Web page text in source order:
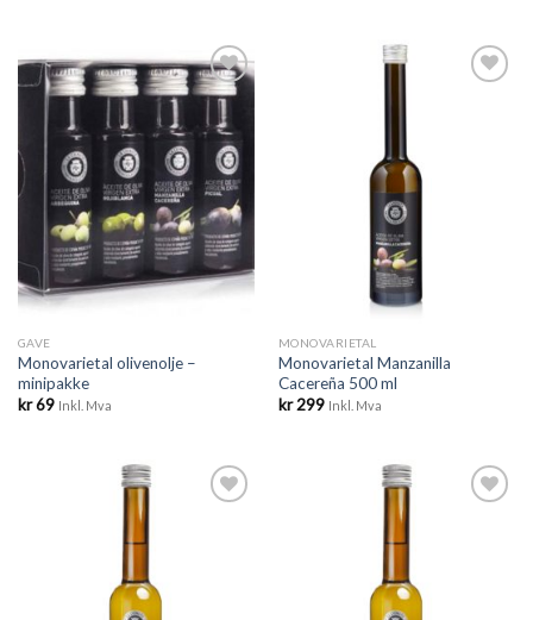
Legg til
ønskeliste
GAVE
Monovarietal olivenolje –
minipakke
kr69 Inkl. Mva
MONOVARIETAL
Monovarietal Manzanilla
Cacereña 500 ml
kr299 Inkl. Mva